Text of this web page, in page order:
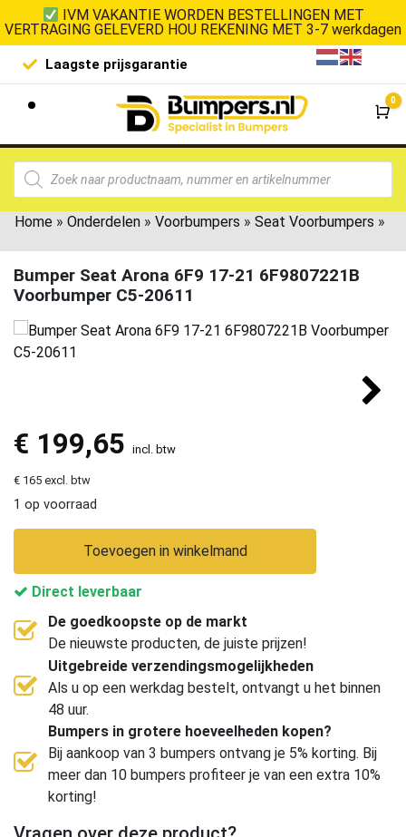
IVM VAKANTIE WORDEN BESTELLINGEN MET
VERTRAGING GELEVERD HOU REKENING MET 3-7 werkdagen
Laagste prijsgarantie De
0
Home » Onderdelen » Voorbumpers » Seat Voorbumpers »
Bumper Seat Arona 6F9 17-21 6F9807221B
Voorbumper C5-20611
€ 199,65 incl. btw
€ 165 excl. btw
1 op voorraad
Toevoegen in winkelmand
Direct leverbaar
De goedkoopste op de markt
De nieuwste producten, de juiste prijzen!
Uitgebreide verzendingsmogelijkheden
Als u op een werkdag bestelt, ontvangt u het binnen
48 uur.
Bumpers in grotere hoeveelheden kopen?
Bij aankoop van 3 bumpers ontvang je 5% korting. Bij
meer dan 10 bumpers profiteer je van een extra 10%
korting!